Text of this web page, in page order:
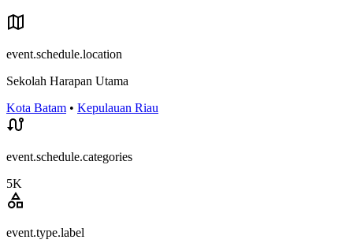
event.schedule.location
Sekolah Harapan Utama
Kota Batam • Kepulauan Riau
event.schedule.categories
5K
event.type.label